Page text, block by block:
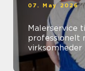
07. May 2026
Malerservice
professionelt
virksomheder